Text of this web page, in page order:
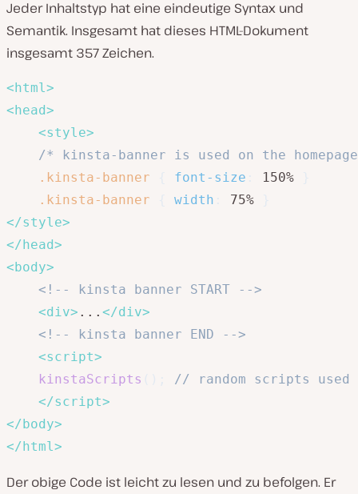
Jeder Inhaltstyp hat eine eindeutige Syntax und
Semantik. Insgesamt hat dieses HTML-Dokument
insgesamt 357 Zeichen.
<html >
<head>
<style>
/* kinsta-banner is used on the
.kinsta-banner
font-size 150%
.kinsta-banner
width 75%
</style>
</head>
<body>
<!-- kinsta banner START -->
<div> ... </div>
<!-- kinsta banner END -->
<script>
kinstaScripts
// random scripts used
</script>
</body>
</html >
Der obige Code ist leicht zu lesen und zu befolgen. Er